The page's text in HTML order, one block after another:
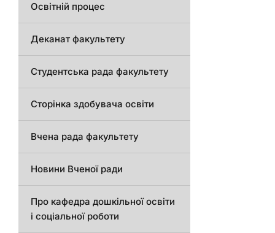
Освітній процес
Деканат факультету
Студентська рада факультету
Сторінка здобувача освіти
Вчена рада факультету
Новини Вченої ради
Про кафедра дошкільної освіти
і соціальної роботи